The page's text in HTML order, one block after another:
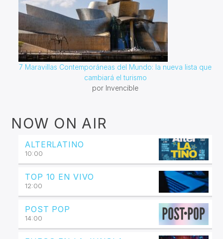
7 Maravillas Contemporáneas del Mundo: la nueva lista que
cambiará el turismo
por Invencible
NOW ON AIR
ALTERLATINO
10:00
TOP 10 EN VIVO
12:00
POST POP
14:00